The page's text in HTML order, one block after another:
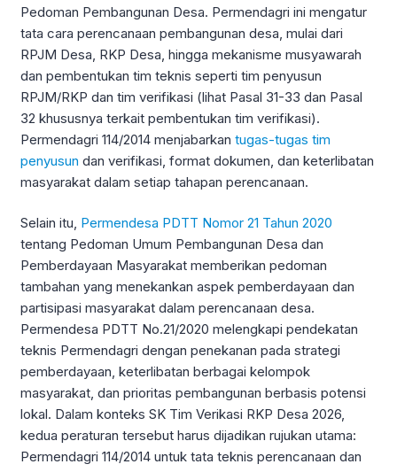
Pedoman Pembangunan Desa. Permendagri ini mengatur
tata cara perencanaan pembangunan desa, mulai dari
RPJM Desa, RKP Desa, hingga mekanisme musyawarah
dan pembentukan tim teknis seperti tim penyusun
RPJM/RKP dan tim verifikasi (lihat Pasal 31-33 dan Pasal
32 khususnya terkait pembentukan tim verifikasi).
Permendagri 114/2014 menjabarkan tugas-tugas tim
penyusun dan verifikasi, format dokumen, dan keterlibatan
masyarakat dalam setiap tahapan perencanaan.
Selain itu, Permendesa PDTT Nomor 21 Tahun 2020
tentang Pedoman Umum Pembangunan Desa dan
Pemberdayaan Masyarakat memberikan pedoman
tambahan yang menekankan aspek pemberdayaan dan
partisipasi masyarakat dalam perencanaan desa.
Permendesa PDTT No.21/2020 melengkapi pendekatan
teknis Permendagri dengan penekanan pada strategi
pemberdayaan, keterlibatan berbagai kelompok
masyarakat, dan prioritas pembangunan berbasis potensi
lokal. Dalam konteks SK Tim Verikasi RKP Desa 2026,
kedua peraturan tersebut harus dijadikan rujukan utama:
Permendagri 114/2014 untuk tata teknis perencanaan dan